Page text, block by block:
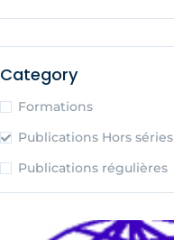
Category
Formations
Publications Hors séries
Publications régulières